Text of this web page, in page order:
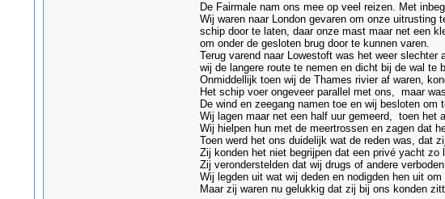
De Fairmale nam ons mee op veel reizen. Met
Wij waren naar London gevaren om onze uitrusting
schip door te laten, daar onze mast maar net een
om onder de gesloten brug door te kunnen varen.
Terug varend naar Lowestoft was het weer
wij de langere route te nemen en dicht bij de wal te
Onmiddellijk toen wij de Thames rivier af waren,
Het schip voer ongeveer parallel met ons, maar
De wind en zeegang namen toe en wij besloten
Wij lagen maar net een half uur gemeerd, toen het
Wij hielpen hun met de meertrossen en zagen dat
Toen werd het ons duidelijk wat de reden was, dat
Zij konden het niet begrijpen dat een privé yacht
Zij veronderstelden dat wij drugs of andere
Wij legden uit wat wij deden en nodigden hen uit
Maar zij waren nu gelukkig dat zij bij ons konden